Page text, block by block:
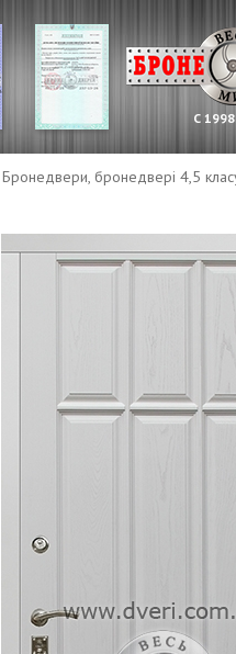
С
Бронедвери, бронедвері 4,5